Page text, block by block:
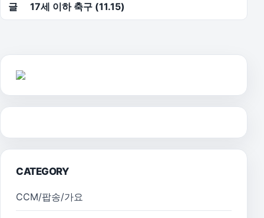
글
17세 이하 축구 (11.15)
CATEGORY
CCM/팝송/가요